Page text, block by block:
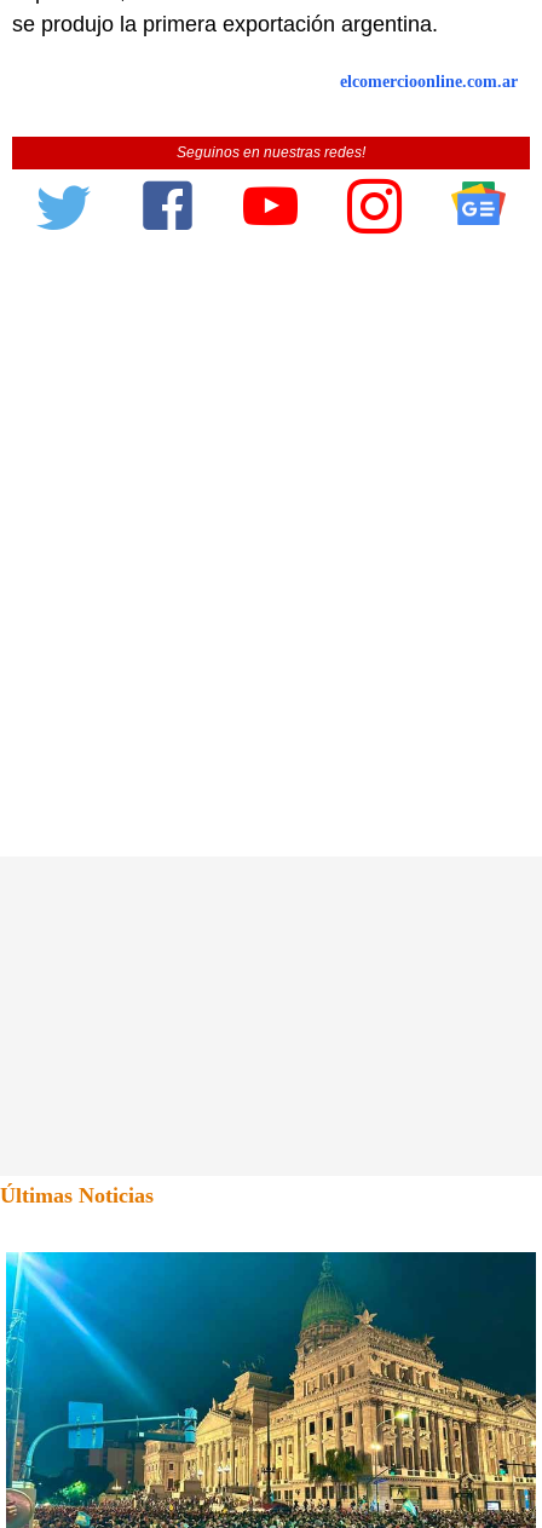
se produjo la primera exportación argentina.
elcomercioonline.com.ar
Seguinos en nuestras redes!
Últimas Noticias